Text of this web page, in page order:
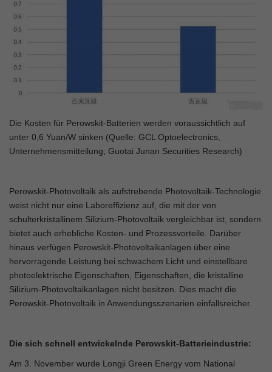
Die Kosten für Perowskit-Batterien werden voraussichtlich auf
unter 0,6 Yuan/W sinken (Quelle: GCL Optoelectronics,
Unternehmensmitteilung, Guotai Junan Securities Research)
Perowskit-Photovoltaik als aufstrebende Photovoltaik-Technologie
weist nicht nur eine Laboreffizienz auf, die mit der von
schulterkristallinem Silizium-Photovoltaik vergleichbar ist, sondern
bietet auch erhebliche Kosten- und Prozessvorteile. Darüber
hinaus verfügen Perowskit-Photovoltaikanlagen über eine
hervorragende Leistung bei schwachem Licht und einstellbare
photoelektrische Eigenschaften, Eigenschaften, die kristalline
Silizium-Photovoltaikanlagen nicht besitzen. Dies macht die
Perowskit-Photovoltaik in Anwendungsszenarien einfallsreicher.
Die sich schnell entwickelnde Perowskit-Batterieindustrie:
Am 3. November wurde Longji Green Energy vom National